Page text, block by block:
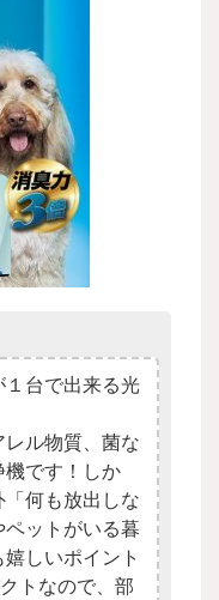
台で出来る光
ル物質、菌な
機です！しか
「何も放出しな
ットがいる暮
しいポイント
トなので、部